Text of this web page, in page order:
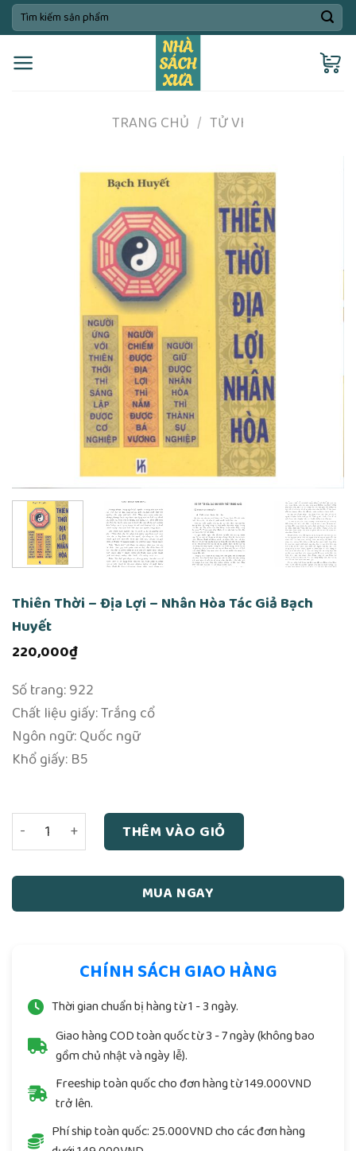
Skip
to
content
Tìm
kiếm:
TRANG CHỦ / TỬ VI
Thiên Thời – Địa Lợi – Nhân Hòa Tác Giả Bạch
Huyết
220,000₫
Số trang: 922
Chất liệu giấy: Trắng cổ
Ngôn ngữ: Quốc ngữ
Khổ giấy: B5
Thiên Thời - Địa Lợi - Nhân Hòa Tác Giả Bạch Huyết số
THÊM VÀO GIỎ
MUA NGAY
CHÍNH SÁCH GIAO HÀNG
Thời gian chuẩn bị hàng từ 1 - 3 ngày.
Giao hàng COD toàn quốc từ 3 - 7 ngày (không bao
gồm chủ nhật và ngày lễ).
Freeship toàn quốc cho đơn hàng từ 149.000VND
trở lên.
Phí ship toàn quốc: 25.000VND cho các đơn hàng